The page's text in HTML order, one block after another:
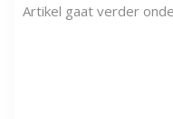
Artikel gaat verder